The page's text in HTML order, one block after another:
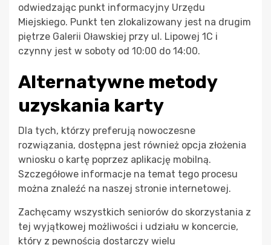
odwiedzając punkt informacyjny Urzędu
Miejskiego. Punkt ten zlokalizowany jest na drugim
piętrze Galerii Oławskiej przy ul. Lipowej 1C i
czynny jest w soboty od 10:00 do 14:00.
Alternatywne metody
uzyskania karty
Dla tych, którzy preferują nowoczesne
rozwiązania, dostępna jest również opcja złożenia
wniosku o kartę poprzez aplikację mobilną.
Szczegółowe informacje na temat tego procesu
można znaleźć na naszej stronie internetowej.
Zachęcamy wszystkich seniorów do skorzystania z
tej wyjątkowej możliwości i udziału w koncercie,
który z pewnością dostarczy wielu